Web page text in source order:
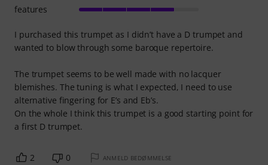
I purchased this trumpet as I didn’t have a D trumpet and
wanted to blow through some baroque repertoire.
The trumpet seems to be well made with no lacquer
blemishes. The tuning is what I expected, I need to use
alternative fingering for E’s and Eb’s.
On the whole I think this trumpet is a good starting point for
a first D trumpet.
features
2 0 ANMELD BEDØMMELSE